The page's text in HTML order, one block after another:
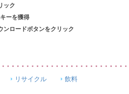
ック
ーを獲得
ンロードボタンをクリック
リサイクル
飲料